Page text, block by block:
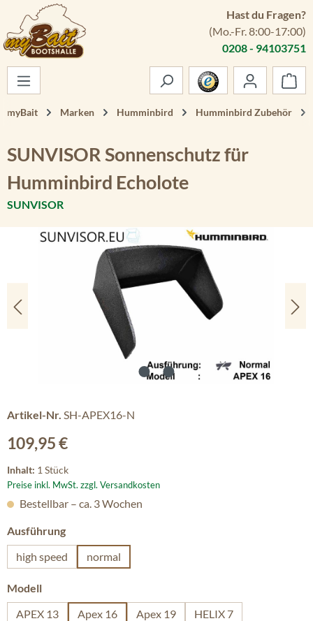
Zum Hauptinhalt springen
Hast du Fragen?
(Mo.-Fr. 8:00-17:00)
0208 - 94103751
myBait Marken Humminbird Humminbird Zubehör
SUNVISOR Sonnenschutz für
Humminbird Echolote
SUNVISOR
Bildergalerie überspringen
Artikel-Nr. SH-APEX16-N
Regulärer Preis:
109,95 €
Inhalt: 1 Stück
Preise inkl. MwSt. zzgl. Versandkosten
Bestellbar – ca. 3 Wochen
Ausführungauswählen
high speed
normal
Modellauswählen
APEX 13
Apex 16 Apex 19
HELIX 7